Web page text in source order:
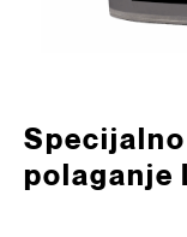
polaganje